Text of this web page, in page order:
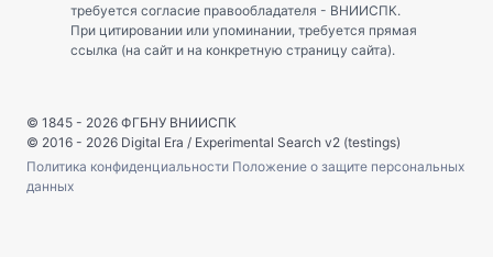
требуется согласие правообладателя - ВНИИСПК.
При цитировании или упоминании, требуется прямая
ссылка (на сайт и на конкретную страницу сайта).
© 1845 - 2026 ФГБНУ ВНИИСПК
© 2016 - 2026 Digital Era / Experimental Search v2 (testings)
Политика конфиденциальности Положение о защите персональных
данных